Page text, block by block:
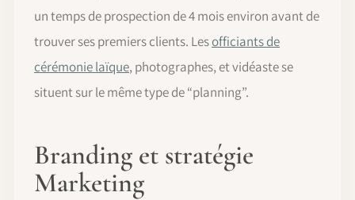
un temps de prospection de 4 mois environ avant de
trouver ses premiers clients. Lesofficiants de
cérémonie laïque, photographes, et vidéaste se
situent sur le même type de “planning”.
Branding et stratégie
Marketing